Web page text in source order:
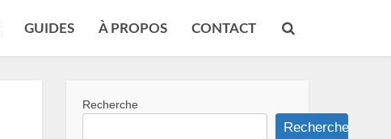
GUIDES À PROPOS CONTACT
Recherche
Recherche